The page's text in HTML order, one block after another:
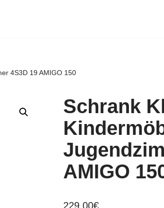
4S3D 19 AMIGO 150
Schrank
AMIGO
229,00€